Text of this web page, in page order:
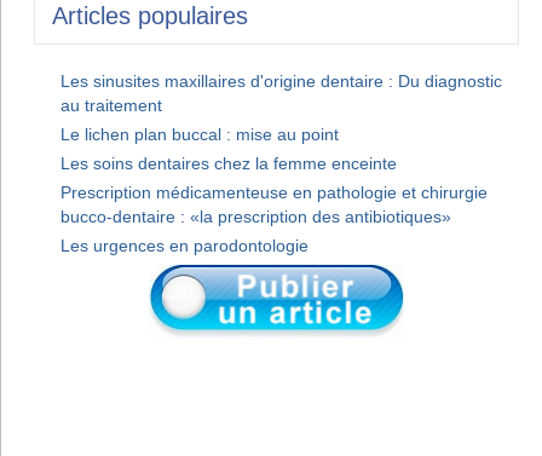
Articles populaires
Les sinusites maxillaires d'origine dentaire : Du diagnostic
au traitement
Le lichen plan buccal : mise au point
Les soins dentaires chez la femme enceinte
Prescription médicamenteuse en pathologie et chirurgie
bucco-dentaire : «la prescription des antibiotiques»
Les urgences en parodontologie